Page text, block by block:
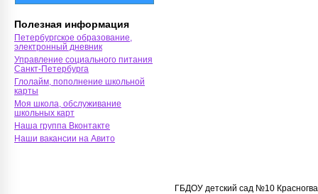
Полезная информация
Петербургское образование,
электронный дневник
Управление социального питания
Санкт-Петербурга
Глолайм, пополнение школьной
карты
Моя школа, обслуживание
школьных карт
Наша группа Вконтакте
Наши вакансии на Авито
ГБДОУ детский сад №10